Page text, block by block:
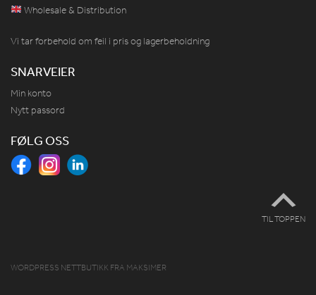
Wholesale & Distribution
Vi tar forbehold om feil i pris og lagerbeholdning
SNARVEIER
Min konto
Nytt passord
FØLG OSS
TIL TOPPEN
WORDPRESS NETTBUTIKK FRA MAKSIMER